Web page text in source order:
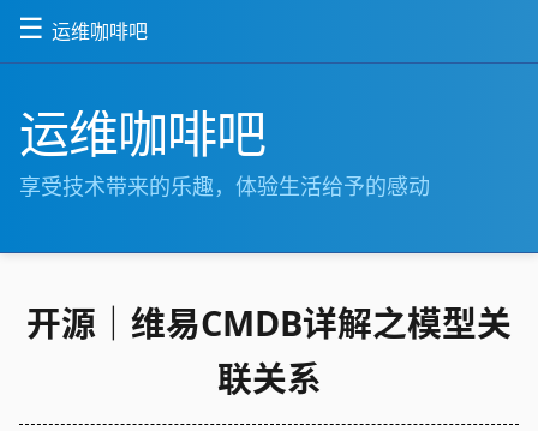
☰ 运维咖啡吧
运维咖啡吧
享受技术带来的乐趣，体验生活给予的感动
开源｜维易CMDB详解之模型关
联关系